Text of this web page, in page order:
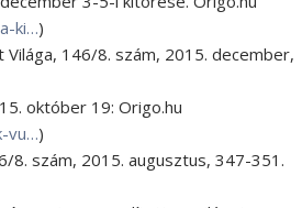
ki…)
146/8. szám, 2015. december,
október 19: Origo.hu
vu…)
8. szám, 2015. augusztus, 347-351.